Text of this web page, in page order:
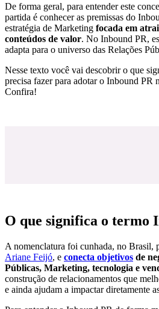
De forma geral, para entender este
partida é conhecer as premissas do
estratégia de Marketing focada em
conteúdos de valor. No Inbound PR,
adapta para o universo das Relações
Nesse texto você vai descobrir o que
precisa fazer para adotar o Inbound PR
Confira!
O que significa o termo
A nomenclatura foi cunhada, no Brasil,
Ariane Feijó, e conecta objetivos de
Públicas, Marketing, tecnologia e
construção de relacionamentos que
e ainda ajudam a impactar diretamente